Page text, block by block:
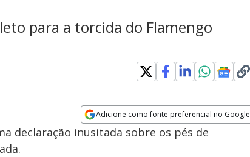
para a torcida do Flamengo
Adicione como fonte preferencial no Google
Opens in new window
declaração inusitada sobre os pés de